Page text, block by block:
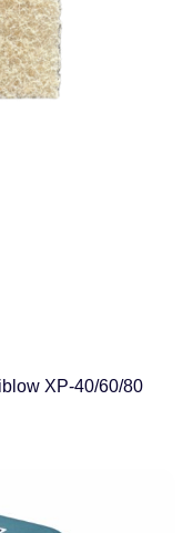
XP-40/60/80